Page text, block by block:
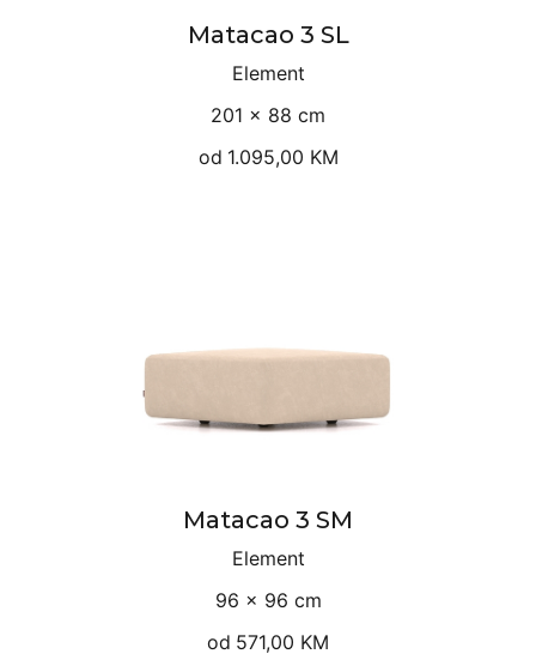
Matacao 3 SL
Element
201 × 88 cm
od 1.095,00 KM
Matacao 3 SM
Element
96 × 96 cm
od 571,00 KM